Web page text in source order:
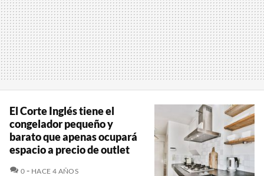
El Corte Inglés tiene el
congelador pequeño y
barato que apenas ocupará
espacio a precio de outlet
0 COMENTARIOS
HACE 4 AÑOS